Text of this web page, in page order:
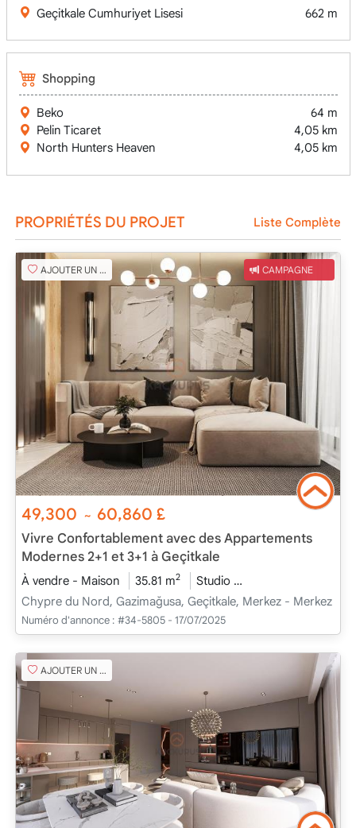
Geçitkale Cumhuriyet Lisesi 662 m
Shopping
Beko
64 m
Pelin Ticaret
4,05 km
North Hunters Heaven
4,05 km
PROPRIÉTÉS DU PROJET Liste Complète
AJOUTER UN FAVORI CAMPAGNE
49,300 ~ 60,860 £
Vivre Confortablement avec des Appartements
Modernes 2+1 et 3+1 à Geçitkale
À vendre - Maison 35.81 m2 Studio
Chypre du Nord, Gazimağusa, Geçitkale, Merkez - Merkez
Numéro d'annonce : #34-5805 - 17/07/2025
AJOUTER UN FAVORI